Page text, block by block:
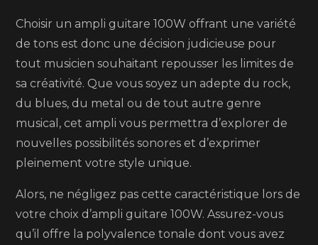
Choisir un ampli guitare 100W offrant une variété
de tons est donc une décision judicieuse pour
tout musicien souhaitant repousser les limites de
sa créativité. Que vous soyez un adepte du rock,
du blues, du metal ou de tout autre genre
musical, cet ampli vous permettra d’explorer de
nouvelles possibilités sonores et d’exprimer
pleinement votre style unique.
Alors, ne négligez pas cette caractéristique lors de
votre choix d’ampli guitare 100W. Assurez-vous
qu’il offre la polyvalence tonale dont vous avez